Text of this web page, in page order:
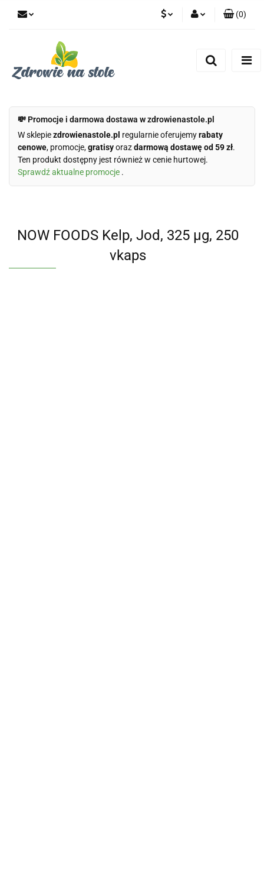
(0)
💸 Promocje i darmowa dostawa w zdrowienastole.pl
W sklepiezdrowienastole.pl regularnie oferujemyrabaty
cenowe, promocje,gratisyorazdarmową dostawę od 59 zł.
Ten produkt dostępny jest również w cenie hurtowej.
Sprawdź aktualne promocje .
NOW FOODS Kelp, Jod, 325 µg, 250
vkaps